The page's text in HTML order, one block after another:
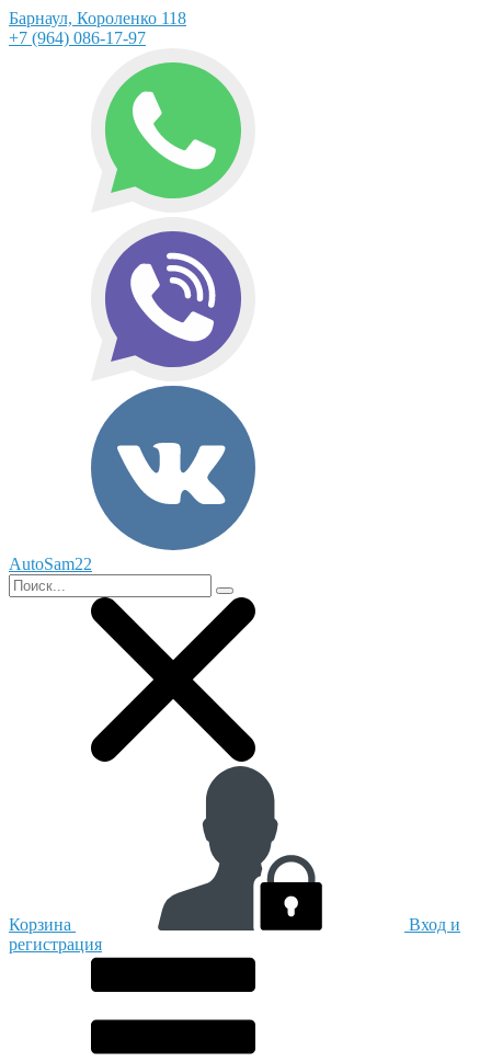
Барнаул, Короленко 118
+7 (964) 086-17-97
AutoSam22
Корзина
Вход и
регистрация